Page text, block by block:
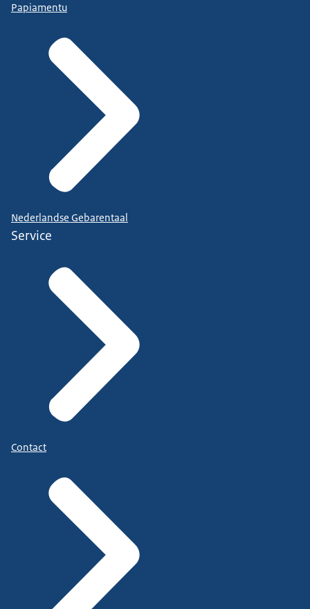
Papiamentu
Nederlandse Gebarentaal
Service
Contact